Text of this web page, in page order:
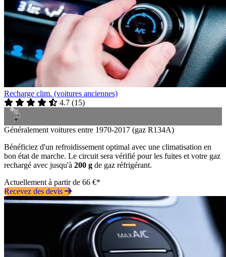
Recharge clim. (voitures anciennes)
4.7 (15)
Généralement voitures entre 1970-2017 (gaz R134A)
Bénéficiez d'un refroidissement optimal avec une climatisation en
bon état de marche. Le circuit sera vérifié pour les fuites et votre gaz
rechargé avec jusqu'à 200 g de gaz réfrigérant.
Actuellement à partir de 66 €*
Recevez des devis